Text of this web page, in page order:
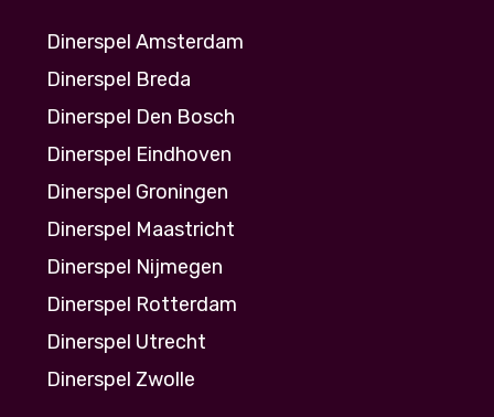
Dinerspel Amsterdam
Dinerspel Breda
Dinerspel Den Bosch
Dinerspel Eindhoven
Dinerspel Groningen
Dinerspel Maastricht
Dinerspel Nijmegen
Dinerspel Rotterdam
Dinerspel Utrecht
Dinerspel Zwolle